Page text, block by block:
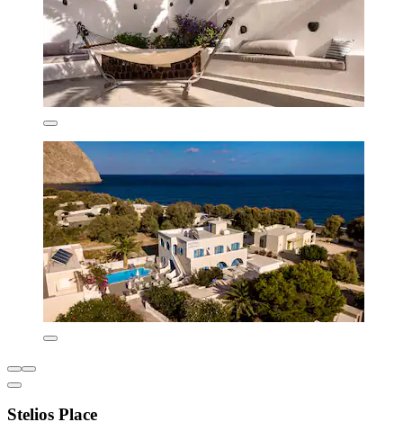
Stelios Place